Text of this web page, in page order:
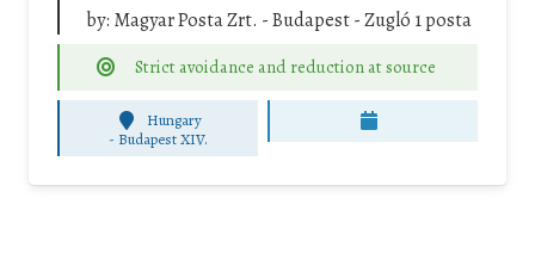
by: Magyar Posta Zrt. - Budapest - Zugló 1 posta
Strict avoidance and reduction at source
Hungary
- Budapest XIV.